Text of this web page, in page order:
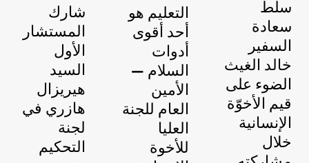
شارك
المستشار
الأول
السيد
هيريزال
هازري في
لجنة
التحكيم
التعليم هو
أحد أقوى
أدوات
السلام —
الأمين
العام للجنة
العليا
للأخوة
سلّط
سعادة
السفير
خالد الغيث
الضوء على
قيم الأخوّة
الإنسانية
خلال